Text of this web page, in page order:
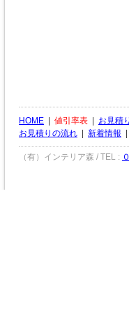
HOME 値引率表 お見積
お見積りの流れ
新着情報
（有）インテリア森 / TEL :